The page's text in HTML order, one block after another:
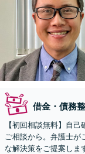
借金・債務
【初回相談無料】自
ご相談から。弁護士が
な解決策をご提案しま